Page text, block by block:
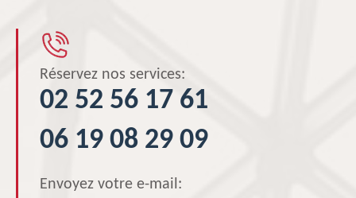
Réservez nos services:
02 52 56 17 61
06 19 08 29 09
Envoyez votre e-mail: